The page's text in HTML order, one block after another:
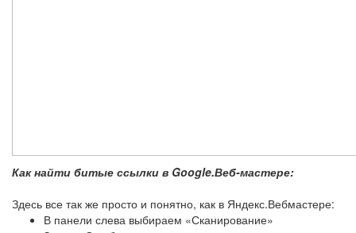
Как найти битые ссылки в Google.Веб-мастере:
Здесь все так же просто и понятно, как в Яндекс.Вебмастере:
В панели слева выбираем «Сканирование»